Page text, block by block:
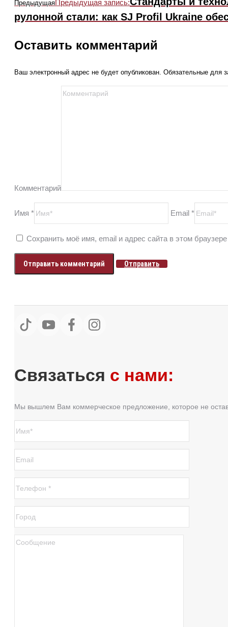
Предыдущая Предыдущая запись:
рулонной стали: как SJ Profil Ukraine
Оставить комментарий
Ваш электронный адрес не будет опубликован. Обязательные для
Комментарий
Имя * Email *
Сохранить моё имя, email и адрес сайта в этом
Отправить
Связаться с нами:
Мы вышлем Вам коммерческое предложение, которое не